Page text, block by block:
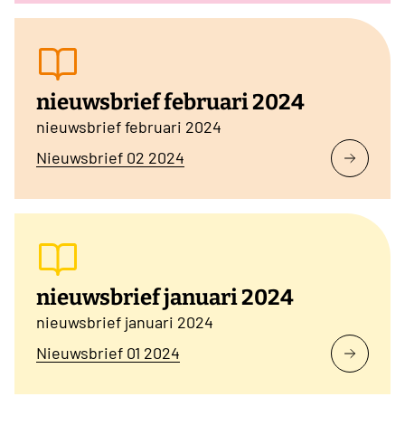
nieuwsbrief februari 2024
nieuwsbrief februari 2024
Nieuwsbrief 02 2024
nieuwsbrief januari 2024
nieuwsbrief januari 2024
Nieuwsbrief 01 2024